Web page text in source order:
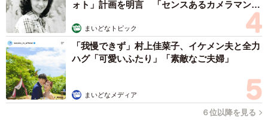
ォト」計画を明言 「センスあるカメラマン求
まいどなトピック
「我慢できず」村上佳菜子、イケメン夫と全力
ハグ「可愛いふたり」「素敵なご夫婦」
まいどなメディア
６位以降を見る